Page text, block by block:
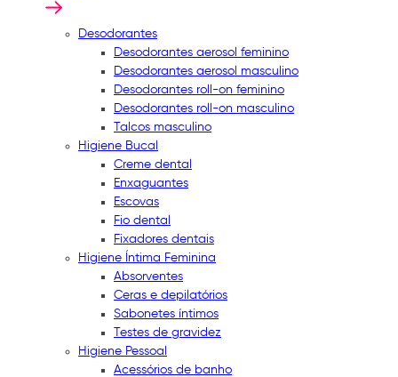
Desodorantes
Desodorantes aerosol feminino
Desodorantes aerosol masculino
Desodorantes roll-on feminino
Desodorantes roll-on masculino
Talcos masculino
Higiene Bucal
Creme dental
Enxaguantes
Escovas
Fio dental
Fixadores dentais
Higiene Íntima Feminina
Absorventes
Ceras e depilatórios
Sabonetes íntimos
Testes de gravidez
Higiene Pessoal
Acessórios de banho